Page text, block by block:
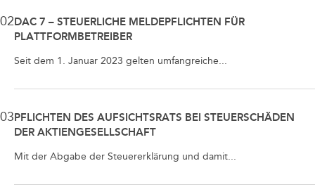
02 DAC 7 – STEUERLICHE MELDEPFLICHTEN FÜR
PLATTFORMBETREIBER
Seit dem 1. Januar 2023 gelten umfangreiche...
03 PFLICHTEN DES AUFSICHTSRATS BEI STEUERSCHÄDEN
DER AKTIENGESELLSCHAFT
Mit der Abgabe der Steuererklärung und damit...